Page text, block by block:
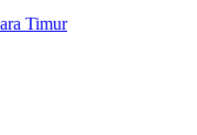
Timur